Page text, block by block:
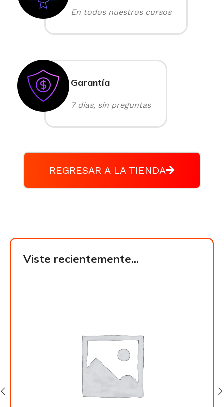
En todos nuestros cursos
Garantía
7 días, sin preguntas
REGRESAR A LA TIENDA
Viste recientemente...